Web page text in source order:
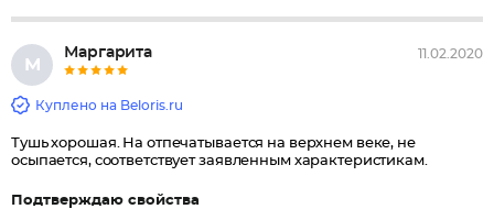
М
Маргарита 11.02.2020
Куплено на Beloris.ru
Тушь хорошая. На отпечатывается на верхнем веке, не
осыпается, соответствует заявленным характеристикам.
Подтверждаю свойства